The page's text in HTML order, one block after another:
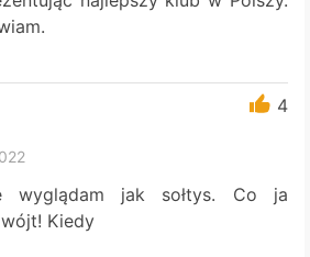
4
wyglądam jak sołtys. Co ja
Kiedy